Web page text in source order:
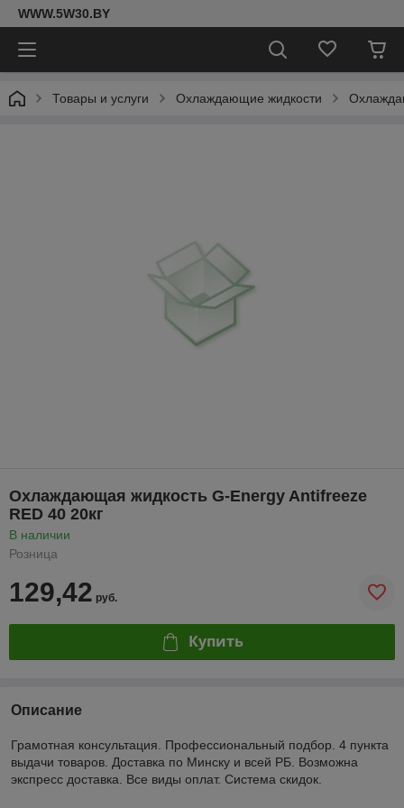
WWW.5W30.BY
Товары и услуги Охлаждающие жидкости
Охлаждающая жидкость G-Energy Antifreeze
RED 40 20кг
В наличии
Розница
129,42 руб.
Купить
Описание
Грамотная консультация. Профессиональный подбор. 4 пункта
выдачи товаров. Доставка по Минску и всей РБ. Возможна
экспресс доставка. Все виды оплат. Система скидок.